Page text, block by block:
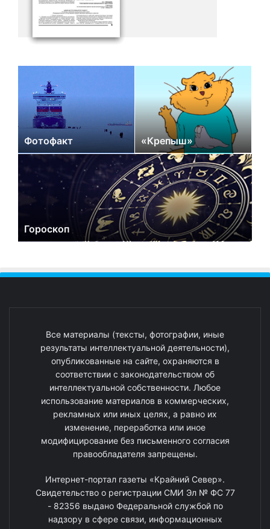
Фотофакт «Крепыш»
Гороскоп
Все материалы (тексты, фотографии, иные
результаты интеллектуальной деятельности),
опубликованные на сайте, охраняются в
соответствии с законодательством об
интеллектуальной собственности. Любое
использование материалов в коммерческих,
рекламных или иных целях, а равно их
изменение, переработка или иное
модифицирование без письменного согласия
правообладателя запрещены.
Интернет-портал газеты «Крайний Север».
Свидетельство о регистрации СМИ Эл № ФС 77
- 82356 выдано Федеральной службой по
надзору в сфере связи, информационных